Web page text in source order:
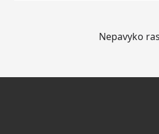
Nepavyko